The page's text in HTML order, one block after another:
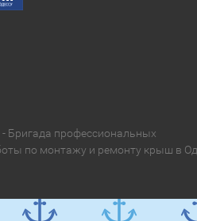
Бригада профессиональных
по монтажу и ремонту крыш в